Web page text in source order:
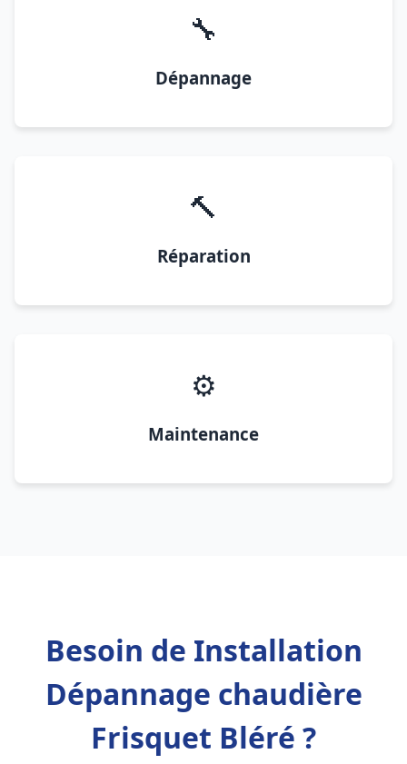
🔧
Dépannage
🔨
Réparation
⚙️
Maintenance
Besoin de Installation
Dépannage chaudière
Frisquet Bléré ?